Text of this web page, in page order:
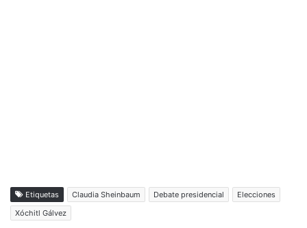
Etiquetas Claudia Sheinbaum Debate presidencial
Elecciones
Xóchitl Gálvez